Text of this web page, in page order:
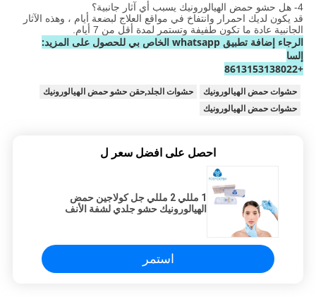
4- هل حشو حمض الهيالورونيك يسبب أي آثار جانبية؟
قد يكون لديك احمرار وانتفاخ في مواقع العلاج لبضعة أيام ، وهذه الآثار
الجانبية عادة ما تكون طفيفة وتستمر لمدة أقل من 7 أيام.
الرجاء إضافة تطبيق whatsapp الخاص بي للحصول على المزيد:
إلسا
+8613153138022
حشوات حمض الهيالورونيك
حشوات الجلد,حقن حشو حمض الهيالورونيك
حشوات حمض الهيالورونيك
احصل على افضل سعر ل
1 مللي 2 مللي جل كولاجين حمض
الهيالورونيك حشو جلدي لشفة الأنف
استمر